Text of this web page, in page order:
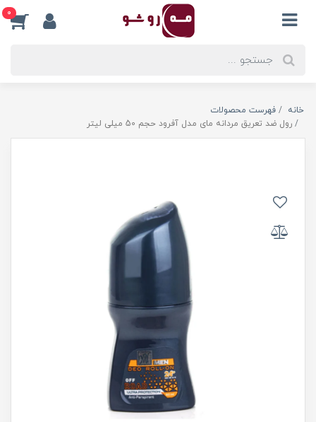
0
خانه
فهرست محصولات
رول ضد تعریق مردانه مای مدل آفرود حجم 50 میلی لیتر